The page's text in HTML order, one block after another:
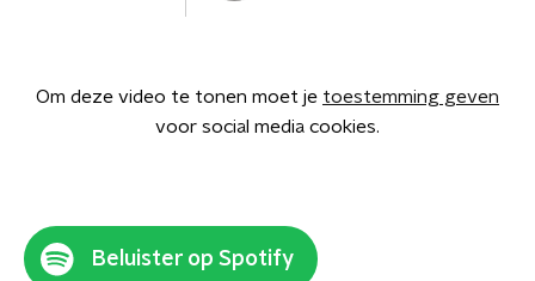
Om deze video te tonen moet je toestemming geven
voor social media cookies.
Beluister op Spotify